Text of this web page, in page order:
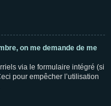
on me demande de me
via le formulaire intégré (si
pour empêcher l’utilisation